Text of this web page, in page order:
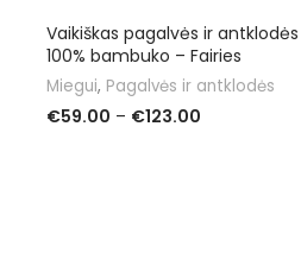
Vaikiškas pagalvės ir
100% bambuko – Fairies
Miegui, Pagalvės ir antklodės
€59.00 – €123.00